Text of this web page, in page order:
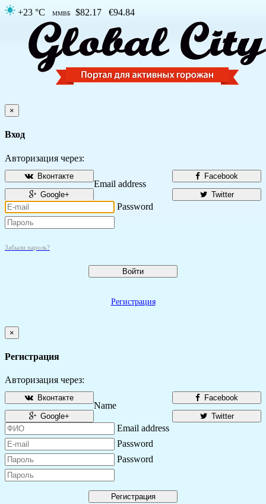
+23 °C ММВБ $82.17 €94.84
×
Вход
Авторизация через:
Facebook
Вконтакте
Twitter
Google+
Email address
Password
Забыли пароль?
Войти
Регистрация
×
Регистрация
Авторизация через:
Facebook
Вконтакте
Twitter
Google+
Name
Email address
Password
Password
Регистрация